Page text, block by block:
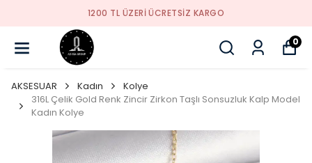
1200 TL ÜZERI ÜCRETSIZ KARGO
0
AKSESUAR Kadın
Kolye
316L Çelik Gold Renk Zincir Zirkon Taşlı Sonsuzluk Kalp Model
Kadın Kolye